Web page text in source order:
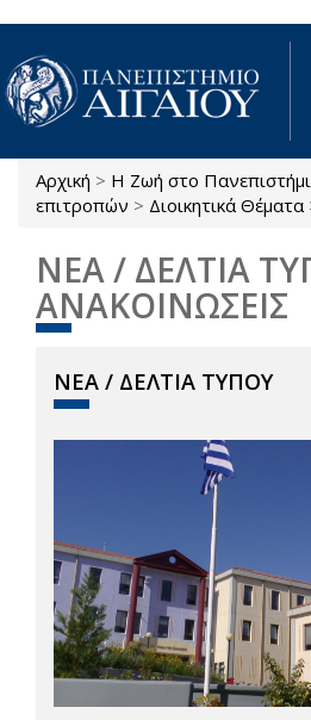
Παράκαμψη προς το κυρίως
Είστε εδώ
Αρχική > Η Ζωή στο
επιτροπών > Διοικητικά Θέματα
ΝΕΑ / ΔΕΛΤΙΑ
ΑΝΑΚΟΙΝΩΣΕΙΣ
ΝΕΑ / ΔΕΛΤΙΑ ΤΥΠΟΥ